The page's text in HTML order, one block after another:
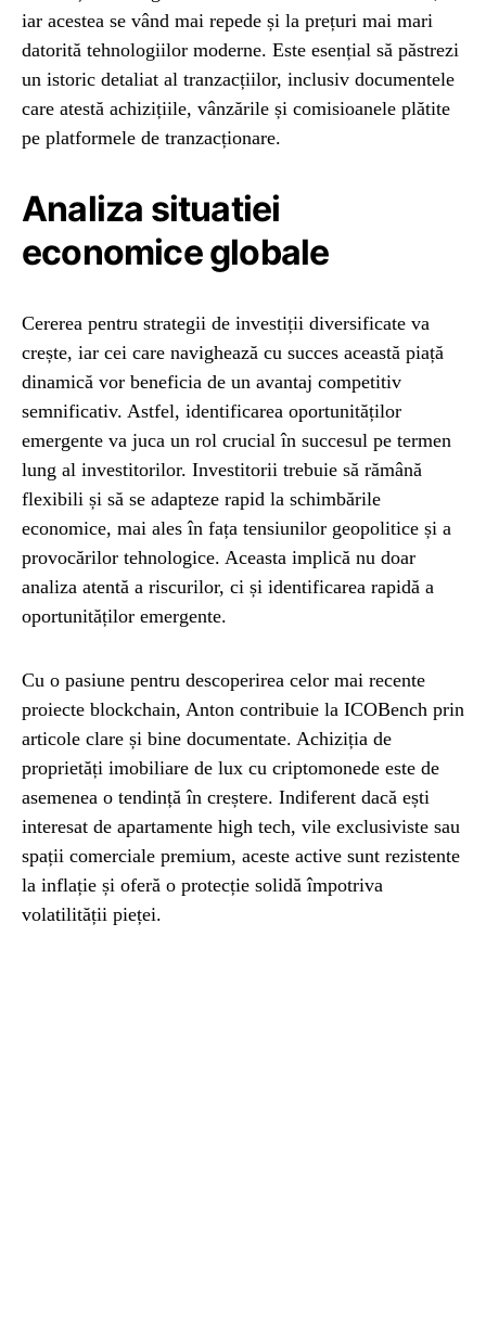
iar acestea se vând mai repede și la prețuri mai mari
datorită tehnologiilor moderne. Este esențial să păstrezi
un istoric detaliat al tranzacțiilor, inclusiv documentele
care atestă achizițiile, vânzările și comisioanele plătite
pe platformele de tranzacționare.
Analiza situatiei
economice globale
Cererea pentru strategii de investiții diversificate va
crește, iar cei care navighează cu succes această piață
dinamică vor beneficia de un avantaj competitiv
semnificativ. Astfel, identificarea oportunităților
emergente va juca un rol crucial în succesul pe termen
lung al investitorilor. Investitorii trebuie să rămână
flexibili și să se adapteze rapid la schimbările
economice, mai ales în fața tensiunilor geopolitice și a
provocărilor tehnologice. Aceasta implică nu doar
analiza atentă a riscurilor, ci și identificarea rapidă a
oportunităților emergente.
Cu o pasiune pentru descoperirea celor mai recente
proiecte blockchain, Anton contribuie la ICOBench prin
articole clare și bine documentate. Achiziția de
proprietăți imobiliare de lux cu criptomonede este de
asemenea o tendință în creștere. Indiferent dacă ești
interesat de apartamente high tech, vile exclusiviste sau
spații comerciale premium, aceste active sunt rezistente
la inflație și oferă o protecție solidă împotriva
volatilității pieței.